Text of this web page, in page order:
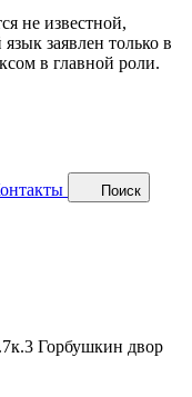
не известной,
заявлен только в
в главной роли.
Поиск
Горбушкин двор